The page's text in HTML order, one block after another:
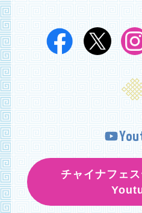
チャイナフェ